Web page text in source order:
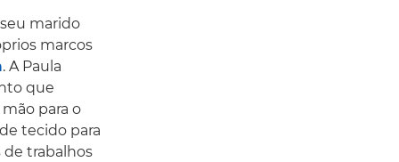
seu marido
marcos
. A Paula
que
para o
tecido para
de trabalhos